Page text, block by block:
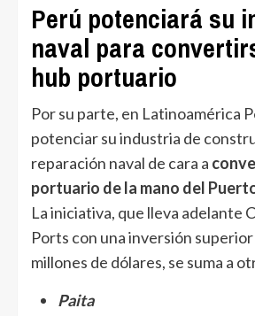
Perú potenciará su
naval para
hub portuario
Por su parte, en Latinoamérica
potenciar su industria de
reparación naval de cara a
portuario de la mano del
La iniciativa, que lleva adelante
Ports con una inversión superior
millones de dólares, se suma a
Paita